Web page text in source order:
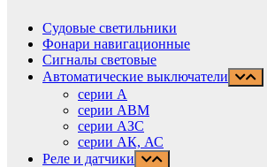
Судовые светильники
Фонари навигационные
Сигналы световые
Автоматические выключатели
серии А
серии АВМ
cерии АЗС
серии АК, АС
Реле и датчики